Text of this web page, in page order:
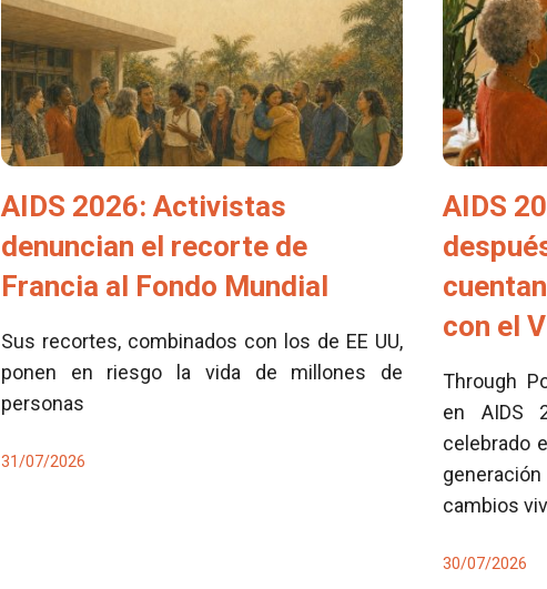
AIDS 2026: Activistas
denuncian el recorte de
Francia al Fondo Mundial
Sus recortes, combinados con los de EE UU,
ponen en riesgo la vida de millones de
personas
31/07/2026
AIDS
con el
Through
en AIDS
celebrado
cambios
30/07/2026